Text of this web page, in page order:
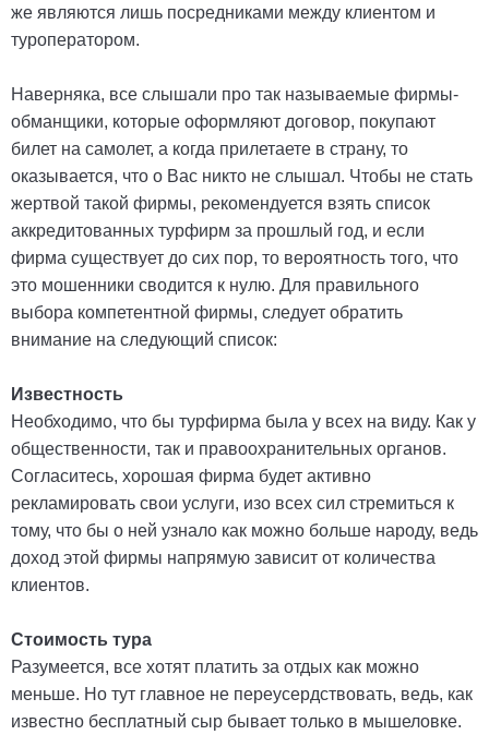
же являются лишь посредниками между клиентом и
туроператором.
Наверняка, все слышали про так называемые фирмы-
обманщики, которые оформляют договор, покупают
билет на самолет, а когда прилетаете в страну, то
оказывается, что о Вас никто не слышал. Чтобы не стать
жертвой такой фирмы, рекомендуется взять список
аккредитованных турфирм за прошлый год, и если
фирма существует до сих пор, то вероятность того, что
это мошенники сводится к нулю. Для правильного
выбора компетентной фирмы, следует обратить
внимание на следующий список:
Известность
Необходимо, что бы турфирма была у всех на виду. Как у
общественности, так и правоохранительных органов.
Согласитесь, хорошая фирма будет активно
рекламировать свои услуги, изо всех сил стремиться к
тому, что бы о ней узнало как можно больше народу, ведь
доход этой фирмы напрямую зависит от количества
клиентов.
Стоимость тура
Разумеется, все хотят платить за отдых как можно
меньше. Но тут главное не переусердствовать, ведь, как
известно бесплатный сыр бывает только в мышеловке.